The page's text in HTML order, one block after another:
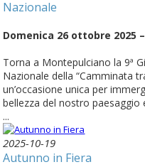
Nazionale
Domenica 26 ottobre 2025
Torna a Montepulciano la 9ª
Nazionale della “Camminata
un’occasione unica per
bellezza del nostro paesaggio
...
2025-10-19
Autunno in Fiera